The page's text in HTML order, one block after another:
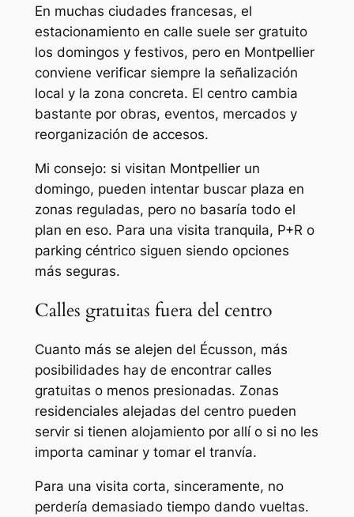
En muchas ciudades francesas, el
estacionamiento en calle suele ser gratuito
los domingos y festivos, pero en Montpellier
conviene verificar siempre la señalización
local y la zona concreta. El centro cambia
bastante por obras, eventos, mercados y
reorganización de accesos.
Mi consejo: si visitan Montpellier un
domingo, pueden intentar buscar plaza en
zonas reguladas, pero no basaría todo el
plan en eso. Para una visita tranquila, P+R o
parking céntrico siguen siendo opciones
más seguras.
Calles gratuitas fuera del centro
Cuanto más se alejen del Écusson, más
posibilidades hay de encontrar calles
gratuitas o menos presionadas. Zonas
residenciales alejadas del centro pueden
servir si tienen alojamiento por allí o si no les
importa caminar y tomar el tranvía.
Para una visita corta, sinceramente, no
perdería demasiado tiempo dando vueltas.